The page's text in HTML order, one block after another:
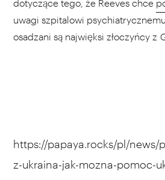
dotyczące tego, że Reeves chce
uwagi szpitalowi
osadzani są najwięksi złoczyńcy z
https://papaya.rocks/pl/news/
z-ukraina-jak-mozna-pomoc-